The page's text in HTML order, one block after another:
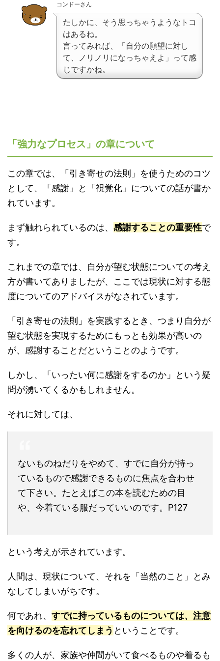
コンドーさん
たしかに、そう思っちゃうようなトコ
はあるね。
言ってみれば、「自分の願望に対し
て、ノリノリになっちゃえよ」って感
じですかね。
「強力なプロセス」の章について
この章では、「引き寄せの法則」を使うためのコツ
として、「感謝」と「視覚化」についての話が書か
れています。
まず触れられているのは、 感謝することの重要性で
す。
これまでの章では、自分が望む状態についての考え
方が書いてありましたが、ここでは現状に対する態
度についてのアドバイスがなされています。
「引き寄せの法則」を実践するとき、つまり自分が
望む状態を実現するためにもっとも効果が高いの
が、感謝することだということのようです。
しかし、「いったい何に感謝をするのか」という疑
問が湧いてくるかもしれません。
それに対しては、
ないものねだりをやめて、すでに自分が持っ
ているもので感謝できるものに焦点を合わせ
て下さい。たとえばこの本を読むための目
や、今着ている服だっていいのです。P127
という考えが示されています。
人間は、現状について、それを「当然のこと」とみ
なしてしまいがちです。
何であれ、 すでに持っているものについては、注意
を向けるのを忘れてしまう ということです。
多くの人が、家族や仲間がいて食べるものや着るも